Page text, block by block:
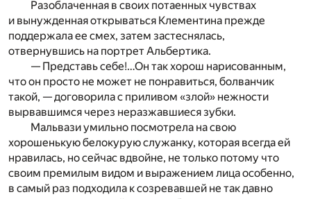
Разоблаченная в своих потаенных чувствах
и вынужденная открываться Клементина прежде
поддержала ее смех, затем застеснялась,
отвернувшись на портрет Альбертика.
— Представь себе!…Он так хорош нарисованным,
что он просто не может не понравиться, болванчик
такой, — договорила с приливом «злой» нежности
вырвавшимся через неразжавшиеся зубки.
Мальвази умильно посмотрела на свою
хорошенькую белокурую служанку, которая всегда ей
нравилась, но сейчас вдвойне, не только потому что
своим премилым видом и выражением лица особенно,
в самый раз подходила к созревавшей не так давно